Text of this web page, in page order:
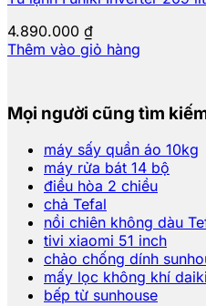
4.890.000 ₫
Thêm vào giỏ hàng
Mọi người cũng tìm
máy sấy quần áo 10kg
máy rửa bát 14 bộ
điều hòa 2 chiều
chả Tefal
nồi chiên không dàu
tivi xiaomi 51 inch
chảo chống dính
mấy lọc không khí
bếp từ sunhouse